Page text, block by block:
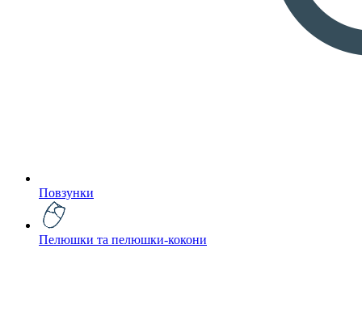
Повзунки
Пелюшки та пелюшки-кокони